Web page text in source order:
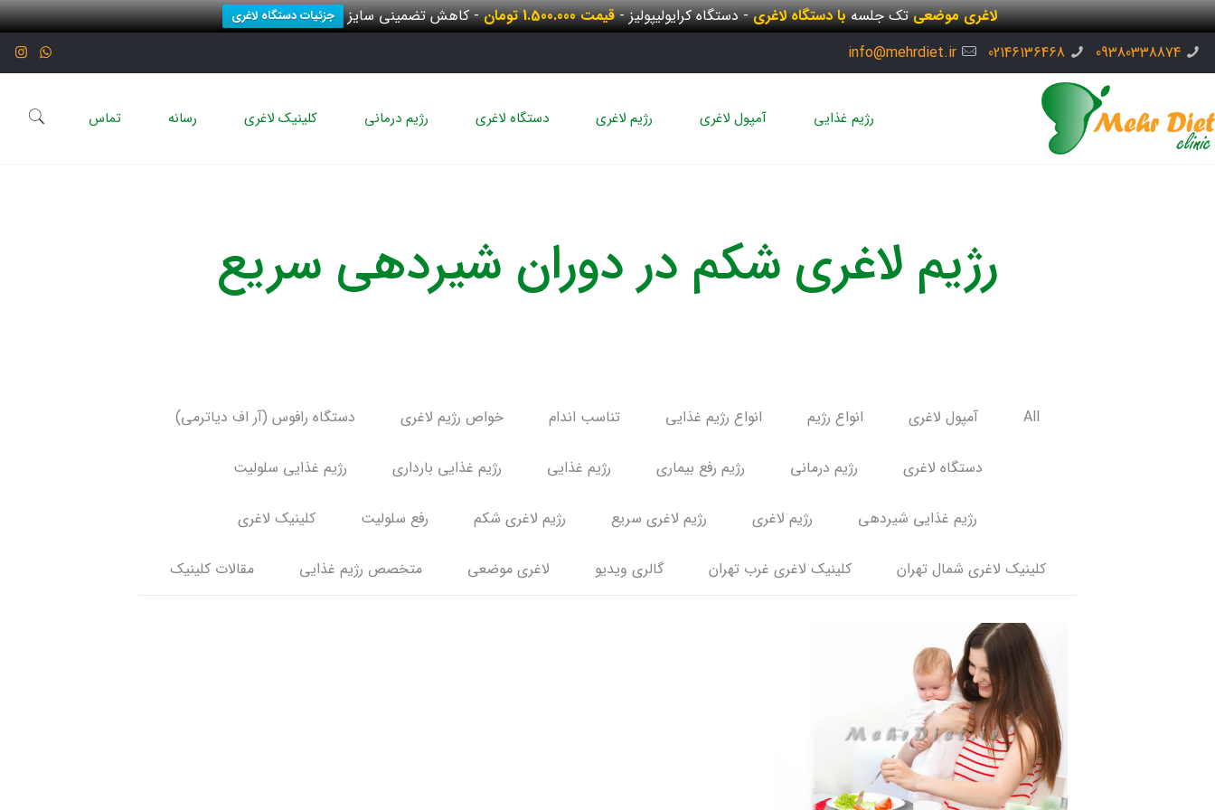
لاغری موضعیتک جلسهبا دستگاه لاغری- دستگاه کرایولیپولیز -قیمت 1.500.000 تومان - کاهش تضمینی سایز جزئیات دستگاه لاغری
09380338874
02146136468
info@mehrdiet.ir
رژیم غذایی آمپول لاغری رژیم لاغری دستگاه لاغری رژیم درمانی کلینیک لاغری رسانه تماس
رژیم لاغری شکم در دوران شیردهی سریع
All آمپول لاغری انواع رژیم انواع رژیم غذایی تناسب اندام خواص رژیم لاغری دستگاه رافوس (آر اف دیاترمی)
دستگاه لاغری رژیم درمانی رژیم رفع بیماری رژیم غذایی رژیم غذایی بارداری رژیم غذایی سلولیت
رژیم غذایی شیردهی رژیم لاغری رژیم لاغری سریع رژیم لاغری شکم رفع سلولیت کلینیک لاغری
کلینیک لاغری شمال تهران کلینیک لاغری غرب تهران گالری ویدیو لاغری موضعی متخصص رژیم غذایی مقالات کلینیک